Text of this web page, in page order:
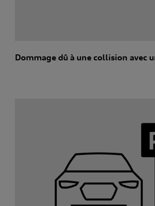
Dommage dû à une collision avec